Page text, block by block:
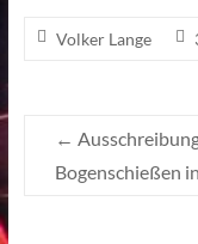
Volker Lange
←
Bogenschießen